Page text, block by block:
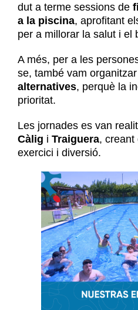
dut a terme sessions de
a la piscina, aprofitant
per a millorar la salut i el
A més, per a les
se, també vam organitzar
alternatives, perquè la
prioritat.
Les jornades es van
Càlig i Traiguera, creant
exercici i diversió.